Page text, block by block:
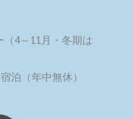
4～11月・冬期は
（年中無休）